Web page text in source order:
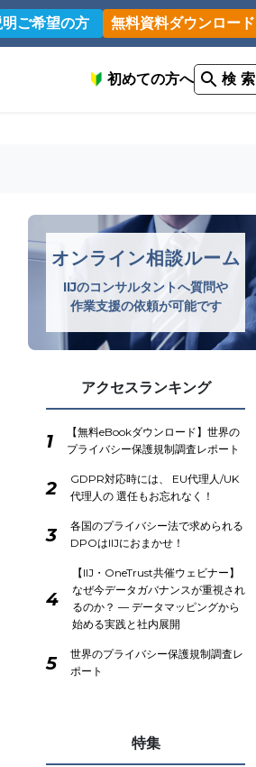
ご希望の方 無料資料ダウンロード
初めての方へ 検 索
オンライン相談ルーム
IIJのコンサルタントへ質問や
作業支援の依頼が可能です
アクセスランキング
1
【無料eBookダウンロード】世界の
プライバシー保護規制調査レポート
2
GDPR対応時には、 EU代理人/UK
代理人の 選任もお忘れなく！
3
各国のプライバシー法で求められる
DPOはIIJにおまかせ！
4
【IIJ・OneTrust共催ウェビナー】
なぜ今データガバナンスが重視され
るのか？ ― データマッピングから
始める実践と社内展開
5
世界のプライバシー保護規制調査レ
ポート
特集